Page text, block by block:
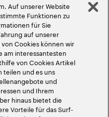
Auf unserer Website
Funktionen zu
für Sie
auf unserer
Cookies können wir
am interessantesten
von Cookies Artikel
teilen und es uns
und
und Ihrem
hinaus bietet die
Vorteile für das Surf-